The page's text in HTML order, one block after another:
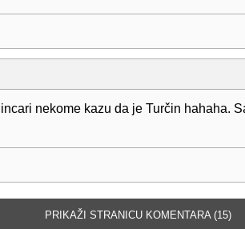
nekome kazu da je Turčin hahaha.
PRIKAŽI STRANICU KOMENTARA (15)